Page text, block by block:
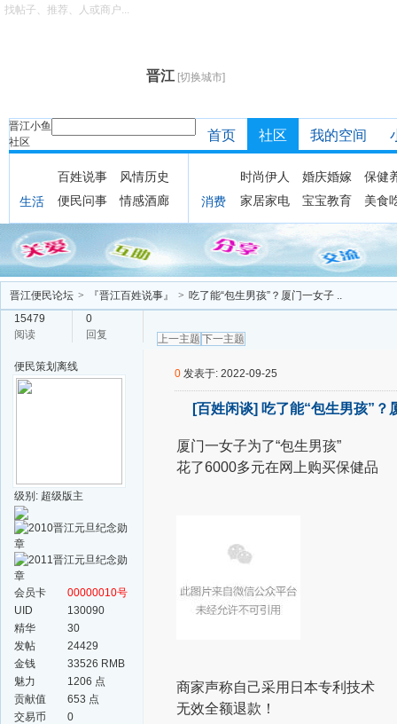
晋江 [切换城市]
晋江小鱼
社区
找帖子、推荐、人或商户...
首页 社区 我的空间
生活
百姓说事
风情历史
便民问事
情感酒廊 消费
时尚伊人 婚庆婚嫁
保健
家居家电
宝宝教育 美食
晋江便民论坛 > 『晋江百姓说事』 > 吃了能“包生男孩”？厦门一女子 ..
15479
阅读
0
回复
上一主题 下一主题
便民策划 离线
级别: 超级版主
会员卡
00000010号
UID
130090
精华
30
发帖
24429
金钱
33526 RMB
魅力
1206 点
贡献值
653 点
交易币
0
0 发表于: 2022-09-25
[百姓闲谈] 吃了能“包生男孩”
厦门一女子为了“包生男孩”
花了6000多元在网上购买保健品
商家声称自己采用日本专利技术
无效全额退款！